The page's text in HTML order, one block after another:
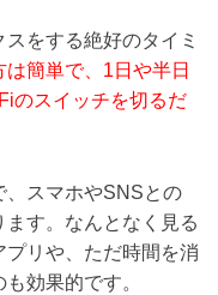
をする絶好のタイミ
簡単で、1日や半日
のスイッチを切るだ
、スマホやSNSとの
す。なんとなく見る
リや、ただ時間を消
効果的です。